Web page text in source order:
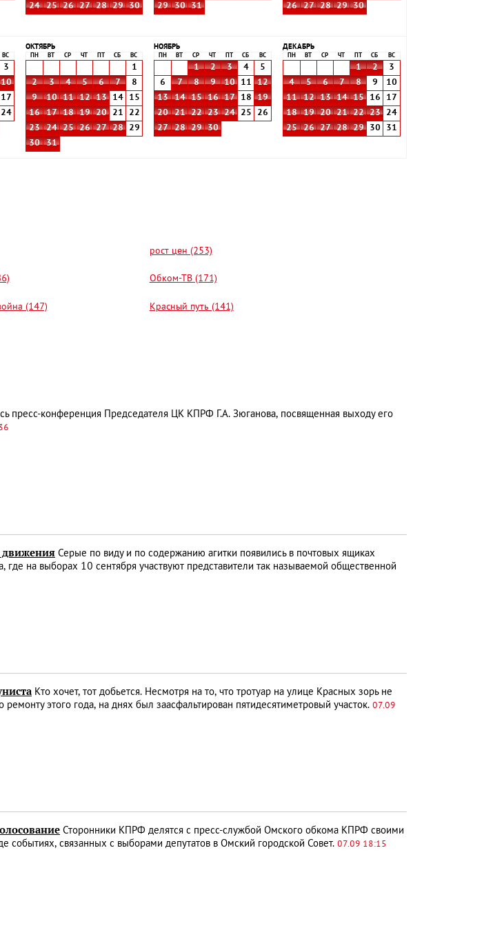
24
25 26 27 28 29 30
29
30 31
26
27 28 29 30
ВС
3
10
17
24
ОКТЯБРЬ
ПН ВТ СР ЧТ СБ ВС
1
2
3 4 5 6 7
8
9
10 11 12 13 14
15
16
17 18 19 20 21
22
23
24 25 26 27 28
29
30
31
НОЯБРЬ
ПН ВТ СР ЧТ СБ ВС
1 2 3 4
5
6
7 8 9 10 11
12
13
14 15 16 17 18
19
20
21 22 23 24 25
26
27
28 29 30
ДЕКАБРЬ
ПН ВТ СР ЧТ СБ ВС
1 2
3
4
5 6 7 8 9
10
11
12 13 14 15 16
17
18
19 20 21 22 23
24
25
26 27 28 29 30 31
рост цен (253)
Обком-ТВ (171)
(147) Красный путь (141)
пресс-конференция Председателя ЦК КПРФ Г.А. Зюганова, посвященная выходу его
движения Серые по виду и по содержанию агитки появились в почтовых ящиках
где на выборах 10 сентября участвуют представители так называемой общественной
Кто хочет, тот добьется. Несмотря на то, что тротуар на улице Красных зорь не
этого года, на днях был заасфальтирован пятидесятиметровый участок. 07.09
Сторонники КПРФ делятся с пресс-службой Омского обкома КПРФ своими
событиях, связанных с выборами депутатов в Омский городской Совет. 07.09 18:15